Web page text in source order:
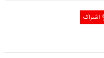
اشتراک